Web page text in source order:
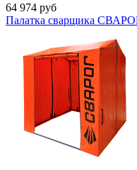
64 974 руб
Палатка сварщика